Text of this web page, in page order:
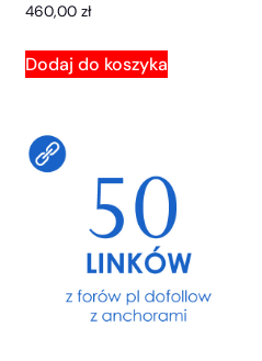
460,00zł
Dodaj do koszyka